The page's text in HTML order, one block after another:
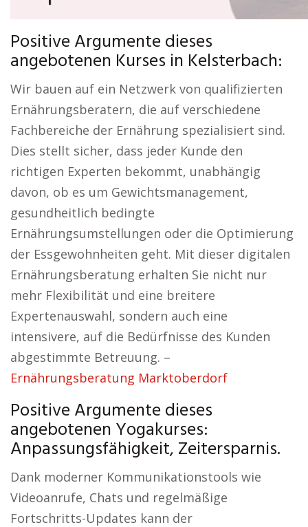
Positive Argumente dieses
angebotenen Kurses in Kelsterbach:
Wir bauen auf ein Netzwerk von qualifizierten
Ernährungsberatern, die auf verschiedene
Fachbereiche der Ernährung spezialisiert sind.
Dies stellt sicher, dass jeder Kunde den
richtigen Experten bekommt, unabhängig
davon, ob es um Gewichtsmanagement,
gesundheitlich bedingte
Ernährungsumstellungen oder die Optimierung
der Essgewohnheiten geht. Mit dieser digitalen
Ernährungsberatung erhalten Sie nicht nur
mehr Flexibilität und eine breitere
Expertenauswahl, sondern auch eine
intensivere, auf die Bedürfnisse des Kunden
abgestimmte Betreuung. –
Ernährungsberatung Marktoberdorf
Positive Argumente dieses
angebotenen Yogakurses:
Anpassungsfähigkeit, Zeitersparnis.
Dank moderner Kommunikationstools wie
Videoanrufe, Chats und regelmäßige
Fortschritts-Updates kann der